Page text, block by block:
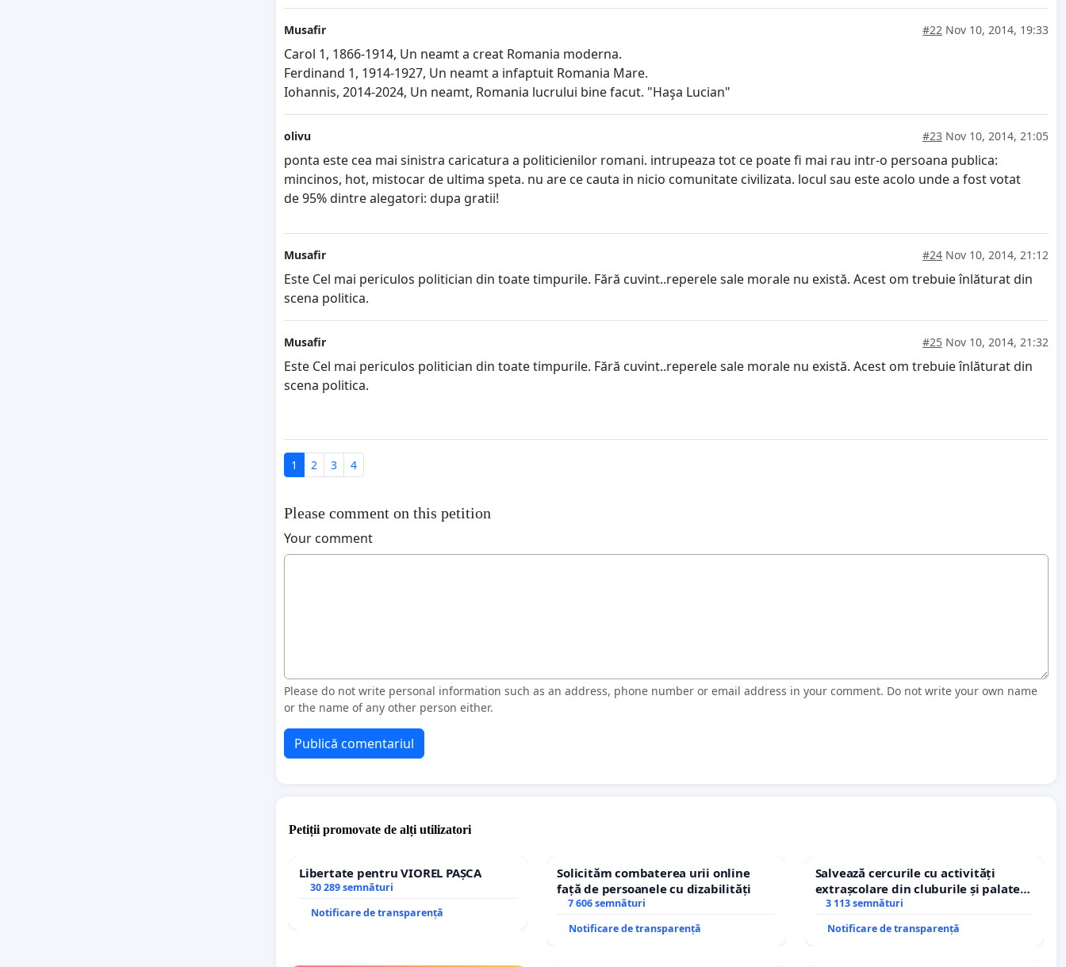
Musafir #22 Nov 10, 2014, 19:33
Carol 1, 1866-1914, Un neamt a creat Romania moderna.
Ferdinand 1, 1914-1927, Un neamt a infaptuit Romania Mare.
Iohannis, 2014-2024, Un neamt, Romania lucrului bine facut. "Haşa Lucian"
olivu #23 Nov 10, 2014, 21:05
ponta este cea mai sinistra caricatura a politicienilor romani. intrupeaza tot ce poate fi mai rau intr-o persoana publica:
mincinos, hot, mistocar de ultima speta. nu are ce cauta in nicio comunitate civilizata. locul sau este acolo unde a fost votat
de 95% dintre alegatori: dupa gratii!
Musafir #24 Nov 10, 2014, 21:12
Este Cel mai periculos politician din toate timpurile. Fără cuvint..reperele sale morale nu există. Acest om trebuie înlăturat din
scena politica.
Musafir #25 Nov 10, 2014, 21:32
Este Cel mai periculos politician din toate timpurile. Fără cuvint..reperele sale morale nu există. Acest om trebuie înlăturat din
scena politica.
1 2 3 4
Please comment on this petition
Your comment
Please do not write personal information such as an address, phone number or email address in your comment. Do not write your own name
or the name of any other person either.
Publică comentariul
Petiții promovate de alți utilizatori
Libertate pentru VIOREL PAȘCA
30 289 semnături
Notificare de transparență
Solicităm combaterea urii online
față de persoanele cu dizabilități
7 606 semnături
Notificare de transparență
Salvează cercurile cu activități
extrașcolare din cluburile și palatele
copiilor
3 113 semnături
Notificare de transparență